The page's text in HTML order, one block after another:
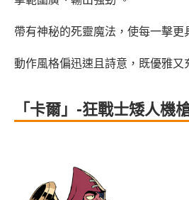
帶有神秘的死靈魔法，使每一擊更
動作風格偏迅速且詩意，既優雅又
「卡爾」-狂戰士矮人機